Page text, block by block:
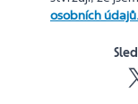
osobních